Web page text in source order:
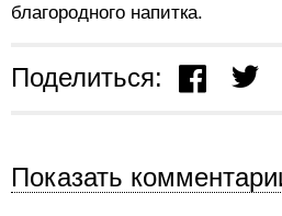
благородного напитка.
Поделиться:
Показать